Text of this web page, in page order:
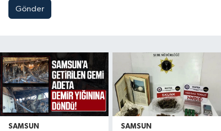
Gönder
SAMSUN SAMSUN